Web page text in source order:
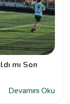
mı Son
Devamını Oku